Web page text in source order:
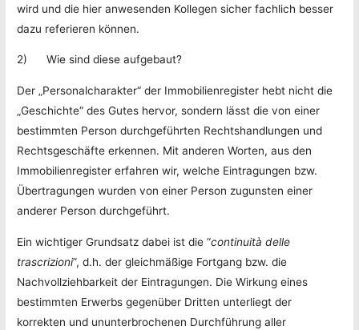
wird und die hier anwesenden Kollegen sicher fachlich besser
dazu referieren können.
2) Wie sind diese aufgebaut?
Der „Personalcharakter“ der Immobilienregister hebt nicht die
„Geschichte“ des Gutes hervor, sondern lässt die von einer
bestimmten Person durchgeführten Rechtshandlungen und
Rechtsgeschäfte erkennen. Mit anderen Worten, aus den
Immobilienregister erfahren wir, welche Eintragungen bzw.
Übertragungen wurden von einer Person zugunsten einer
anderer Person durchgeführt.
Ein wichtiger Grundsatz dabei ist die “continuità delle
trascrizioni”, d.h. der gleichmäßige Fortgang bzw. die
Nachvollziehbarkeit der Eintragungen. Die Wirkung eines
bestimmten Erwerbs gegenüber Dritten unterliegt der
korrekten und ununterbrochenen Durchführung aller